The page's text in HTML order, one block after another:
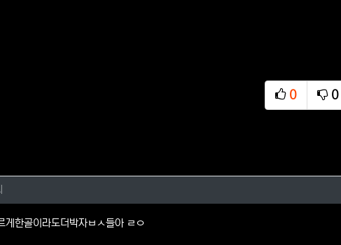
0
추천
0
비
리님의 댓글
게한골이라도더박자ㅂㅅ들아 ㄹㅇ